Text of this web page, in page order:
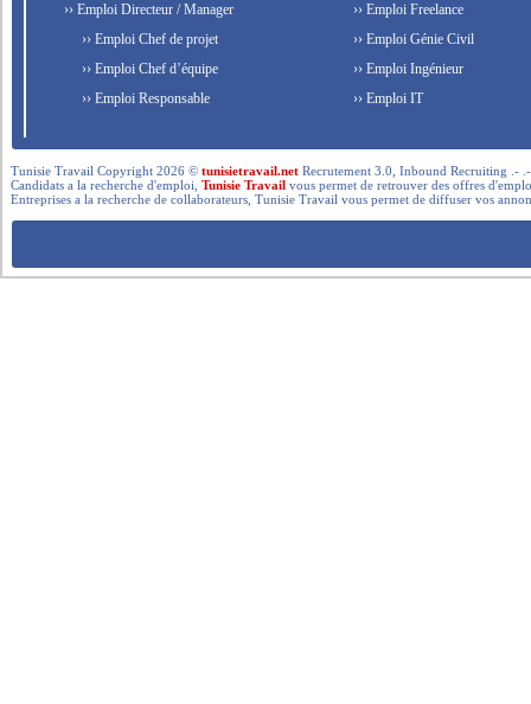
›› Emploi Directeur / Manager
›› Emploi Chef de projet
›› Emploi Chef d’équipe
›› Emploi Responsable
›› Emploi Freelance
›› Emploi Génie Civil
›› Emploi Ingénieur
›› Emploi IT
Tunisie Travail Copyright 2026 ©tunisietravail.net Recrutement 3.0, Inbound Recruiting .-
Candidats a la recherche d'emploi,Tunisie Travail vous permet de retrouver des offres
Entreprises a la recherche de collaborateurs, Tunisie Travail vous permet de diffuser vos